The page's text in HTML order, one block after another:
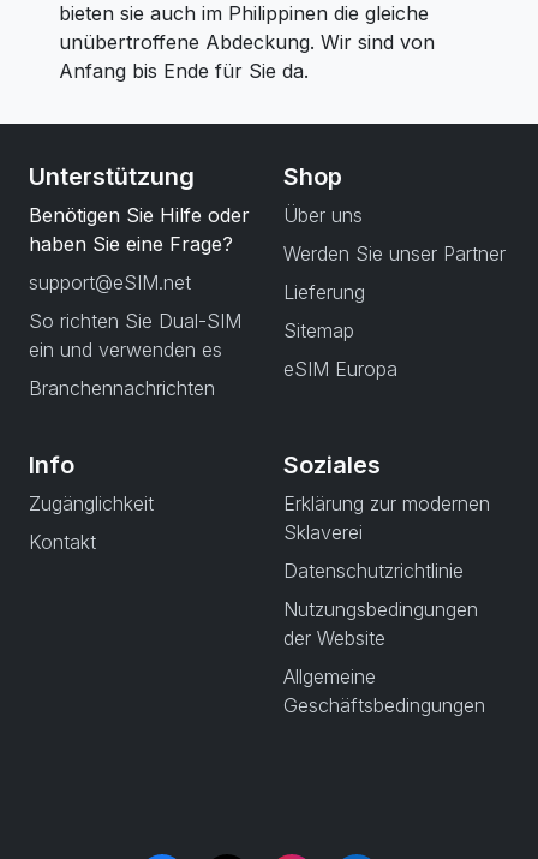
bieten sie auch im Philippinen die gleiche
unübertroffene Abdeckung. Wir sind von
Anfang bis Ende für Sie da.
Unterstützung
Benötigen Sie Hilfe oder
haben Sie eine Frage?
support@eSIM.net
So richten Sie Dual-SIM
ein und verwenden es
Branchennachrichten
Shop
Über uns
Werden Sie unser Partner
Lieferung
Sitemap
eSIM Europa
Info
Zugänglichkeit
Kontakt
Soziales
Erklärung zur modernen
Sklaverei
Datenschutzrichtlinie
Nutzungsbedingungen
der Website
Allgemeine
Geschäftsbedingungen